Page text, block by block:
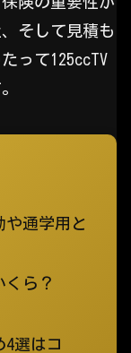
そして見積も
って125ccTV
や通学用と
くら？
選はコ